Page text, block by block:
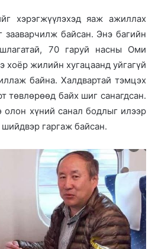
хэрэгжүүлэхэд яаж ажиллах
зааварчилж байсан. Энэ багийн
70 гаруй насны Оми
хоёр жилийн хугацаанд уйгагүй
байна. Халдвартай тэмцэх
төвлөрөөд байх шиг санагдсан.
хүний санал бодлыг илээр
гаргаж байсан.